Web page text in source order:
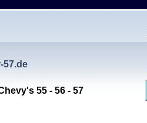
57.de
55 - 56 - 57